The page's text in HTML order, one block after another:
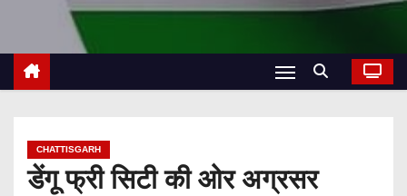
CHATTISGARH
डेंगू फ्री सिटी की ओर अग्रसर